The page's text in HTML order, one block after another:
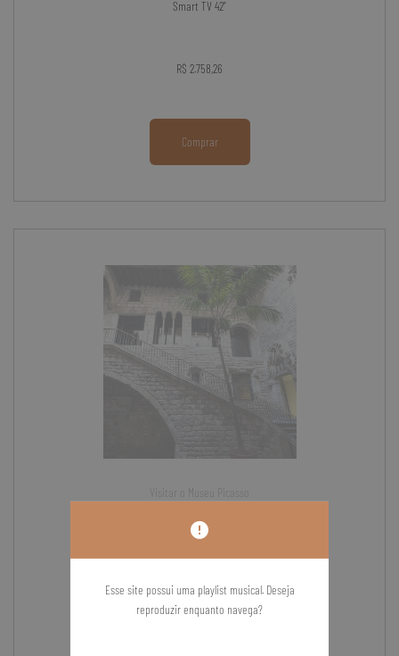
Esse site possui uma playlist musical. Deseja
reproduzir enquanto navega?
Smart TV 42"
R$ 2.758,26
Comprar
Visitar o Museu Picasso